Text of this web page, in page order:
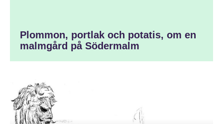
Plommon, portlak och potatis, om en
malmgård på Södermalm